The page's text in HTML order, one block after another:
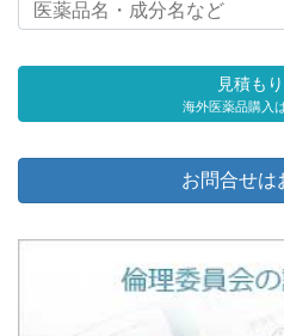
見積も
海外医薬品購入
お問合せは